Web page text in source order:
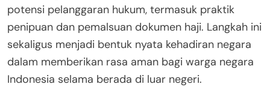
potensi pelanggaran hukum, termasuk praktik
penipuan dan pemalsuan dokumen haji. Langkah ini
sekaligus menjadi bentuk nyata kehadiran negara
dalam memberikan rasa aman bagi warga negara
Indonesia selama berada di luar negeri.